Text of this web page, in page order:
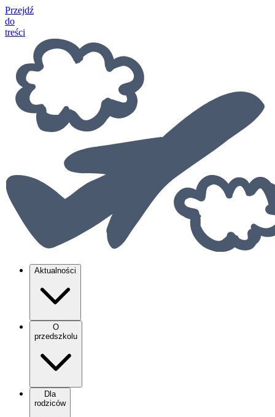
Przejdź
do
treści
Aktualności
O
przedszkolu
Dla
rodziców